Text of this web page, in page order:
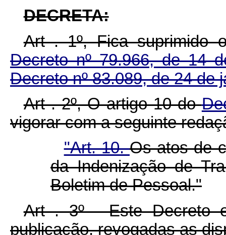
DECRETA:
Art . 1º, Fica suprimido
Decreto nº 79.966, de 14
Decreto nº 83.089, de 24 de
Art . 2º, O artigo 10 do
vigorar com a seguinte
"Art. 10.Os atos de
da Indenização de
Boletim de Pessoal."
Art . 3º - Este Decreto
publicação, revogadas as